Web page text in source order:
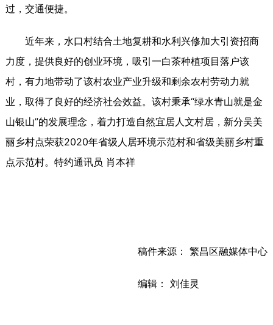
过，交通便捷。
近年来，水口村结合土地复耕和水利兴修加大引资招商
力度，提供良好的创业环境，吸引一白茶种植项目落户该
村，有力地带动了该村农业产业升级和剩余农村劳动力就
业，取得了良好的经济社会效益。该村秉承“绿水青山就是金
山银山”的发展理念，着力打造自然宜居人文村居，新分吴美
丽乡村点荣获2020年省级人居环境示范村和省级美丽乡村重
点示范村。特约通讯员 肖本祥
稿件来源： 繁昌区融媒体中心
编辑： 刘佳灵